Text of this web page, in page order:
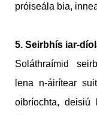
próiseála bia,
5. Seirbhís iar-
Soláthraímid
lena n-áirítear
oibríochta, deisiú